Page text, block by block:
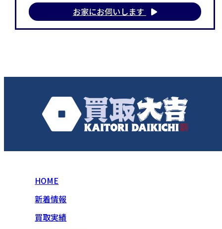
お家にお伺いします
HOME
新着情報
買取実績